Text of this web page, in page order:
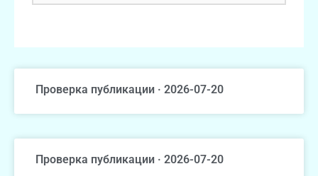
Проверка публикации · 2026-07-20
Проверка публикации · 2026-07-20